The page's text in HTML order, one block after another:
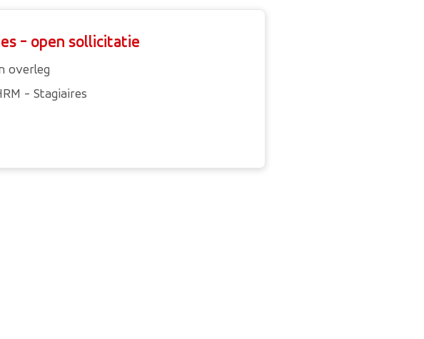
- open sollicitatie
overleg
- Stagiaires